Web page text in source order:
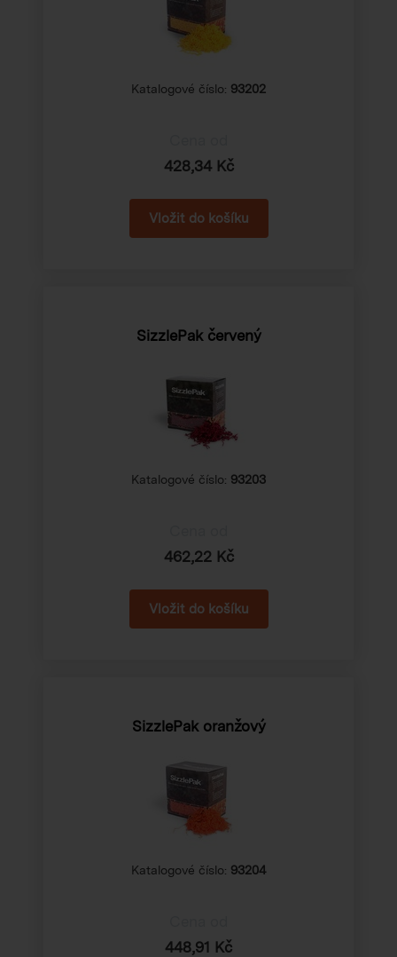
Katalogové číslo: 93202
428,34 Kč
SizzlePak červený
Katalogové číslo: 93203
462,22 Kč
SizzlePak oranžový
Katalogové číslo: 93204
448,91 Kč